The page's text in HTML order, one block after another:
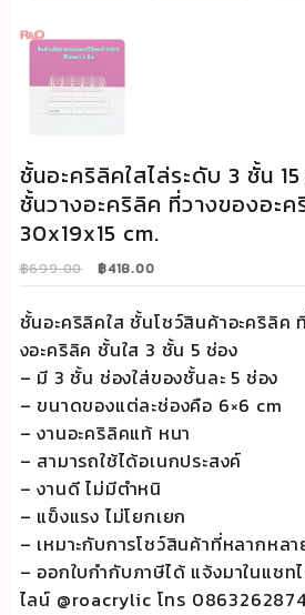
ชั้นอะคริลิคใสไล่ระดับ 3 ชั้น
ชั้นวางอะคริลิค ที่วางของอะ
30x19x15 cm.
฿699.00
Original
was:
฿699.00.
฿418.00Current
is:
฿418.00.
ชั้นอะคริลิคใส ชั้นโชว์สินค้าอะคริลิค
งอะคริลิค ชั้นใส 3 ชั้น 5 ช่อง
– มี 3 ชั้น ช่องใส่ของชั้นละ 5 ช่อง
– ขนาดของแต่ละช่องคือ 6×6 cm
– งานอะคริลิคแท้ หนา
– สามารถใช้ได้อเนกประสงค์
– งานดี ไม่มีตำหนิ
– แข็งแรง ไม่โยกเยก
– เหมาะกับการโชว์สินค้าที่หลากหลา
– ออกใบกำกับภาษีได้ แจ้งมาในแชท
ไลน์ @roacrylic โทร 0863262874